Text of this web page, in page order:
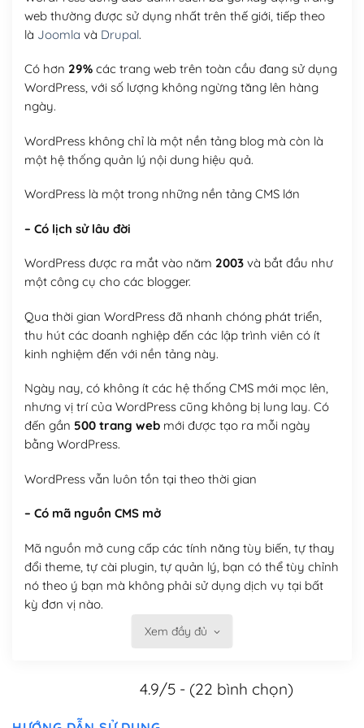
web thường được sử dụng nhất trên thế giới, tiếp theo
là Joomla và Drupal.
Có hơn 29%các trang web trên toàn cầu đang sử dụng
WordPress, với số lượng không ngừng tăng lên hàng
ngày.
WordPress không chỉ là một nền tảng blog mà còn là
một hệ thống quản lý nội dung hiệu quả.
WordPress là một trong những nền tảng CMS lớn
– Có lịch sử lâu đời
WordPress được ra mắt vào năm 2003và bắt đầu như
một công cụ cho các blogger.
Qua thời gian WordPress đã nhanh chóng phát triển,
thu hút các doanh nghiệp đến các lập trình viên có ít
kinh nghiệm đến với nền tảng này.
Ngày nay, có không ít các hệ thống CMS mới mọc lên,
nhưng vị trí của WordPress cũng không bị lung lay. Có
đến gần 500 trang webmới được tạo ra mỗi ngày
bằng WordPress.
WordPress vẫn luôn tồn tại theo thời gian
– Có mã nguồn CMS mở
Mã nguồn mở cung cấp các tính năng tùy biến, tự thay
đổi theme, tự cài plugin, tự quản lý, bạn có thể tùy chỉnh
nó theo ý bạn mà không phải sử dụng dịch vụ tại bất
kỳ đơn vị nào.
Việc của bạn là đăng ký một tên miền và hosting để
Có thể tùy biến trên website WordPress
Xem đầy đủ
4.9/5 - (22 bình chọn)